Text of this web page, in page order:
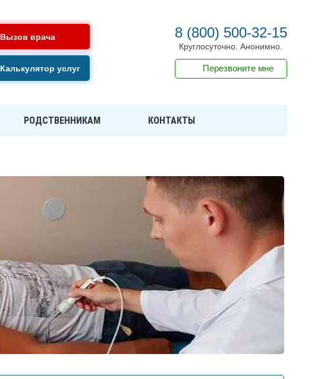
Вызов врача
Калькулятор услуг
8 (800) 500-32-15
Круглосуточно. Анонимно.
Перезвоните мне
РОДСТВЕННИКАМ КОНТАКТЫ